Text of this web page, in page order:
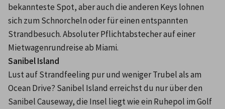
bekannteste Spot, aber auch die anderen Keys lohnen
sich zum Schnorcheln oder für einen entspannten
Strandbesuch. Absoluter Pflichtabstecher auf einer
Mietwagenrundreise ab Miami.
Sanibel Island
Lust auf Strandfeeling pur und weniger Trubel als am
Ocean Drive? Sanibel Island erreichst du nur über den
Sanibel Causeway, die Insel liegt wie ein Ruhepol im Golf